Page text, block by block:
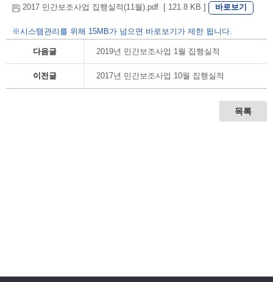
2017 민간보조사업 집행실적(11월).pdf [ 121.8 KB ]
바로보기
※시스템관리를 위해 15MB가 넘으면 바로보기가 제한 됩니다.
다음글 2019년 민간보조사업 1월 집행실적
이전글 2017년 민간보조사업 10월 집행실적
목록